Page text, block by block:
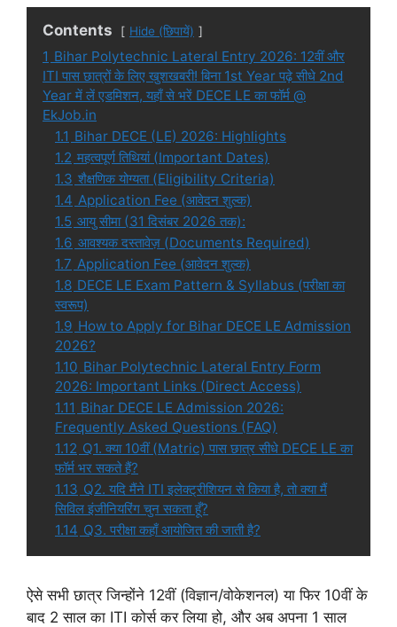
Contents Hide (छिपायें)
1 Bihar Polytechnic Lateral Entry 2026: 12वीं और
ITI पास छात्रों के लिए खुशखबरी! बिना 1st Year पढ़े सीधे 2nd
Year में लें एडमिशन, यहाँ से भरें DECE LE का फॉर्म @
EkJob.in
1.1 Bihar DECE (LE) 2026: Highlights
1.2 महत्वपूर्ण तिथियां (Important Dates)
1.3 शैक्षणिक योग्यता (Eligibility Criteria)
1.4 Application Fee (आवेदन शुल्क)
1.5 आयु सीमा (31 दिसंबर 2026 तक):
1.6 आवश्यक दस्तावेज़ (Documents Required)
1.7 Application Fee (आवेदन शुल्क)
1.8 DECE LE Exam Pattern & Syllabus (परीक्षा का
स्वरूप)
1.9 How to Apply for Bihar DECE LE Admission
2026?
1.10 Bihar Polytechnic Lateral Entry Form
2026: Important Links (Direct Access)
1.11 Bihar DECE LE Admission 2026:
Frequently Asked Questions (FAQ)
1.12 Q1. क्या 10वीं (Matric) पास छात्र सीधे DECE LE का
फॉर्म भर सकते हैं?
1.13 Q2. यदि मैंने ITI इलेक्ट्रीशियन से किया है, तो क्या मैं
सिविल इंजीनियरिंग चुन सकता हूँ?
1.14 Q3. परीक्षा कहाँ आयोजित की जाती है?
ऐसे सभी छात्र जिन्होंने 12वीं (विज्ञान/वोकेशनल) या फिर 10वीं के
बाद 2 साल का ITI कोर्स कर लिया हो, और अब अपना 1 साल